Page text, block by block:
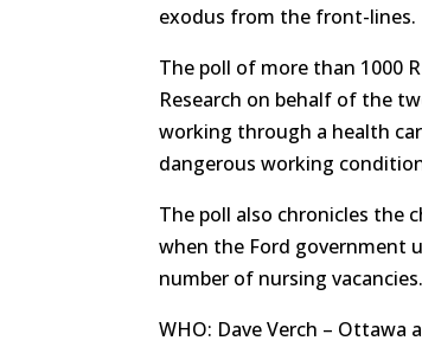
exodus from the front-lines.
The poll of more than 1000
Research on behalf of the
working through a health
dangerous working
The poll also chronicles the
when the Ford government
number of nursing vacancies.
WHO: Dave Verch – Ottawa